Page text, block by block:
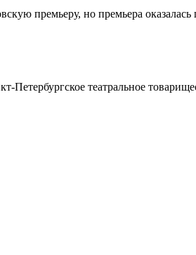
премьеру, но премьера
театральное